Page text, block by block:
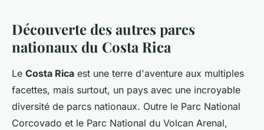
Découverte des autres parcs
nationaux du Costa Rica
Le Costa Rica est une terre d'aventure aux multiples
facettes, mais surtout, un pays avec une incroyable
diversité de parcs nationaux. Outre le Parc National
Corcovado et le Parc National du Volcan Arenal,